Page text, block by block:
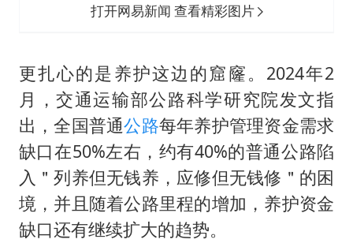
打开网易新闻 查看精彩图片
更扎心的是养护这边的窟窿。2024年2
月，交通运输部公路科学研究院发文指
出，全国普通公路每年养护管理资金需求
缺口在50%左右，约有40%的普通公路陷
入＂列养但无钱养，应修但无钱修＂的困
境，并且随着公路里程的增加，养护资金
缺口还有继续扩大的趋势。